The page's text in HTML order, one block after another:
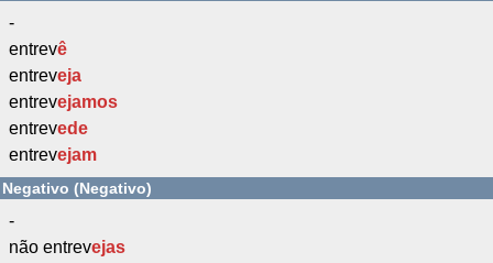
-
entrevê
entreveja
entrevejamos
entrevede
entrevejam
Negativo (Negativo)
-
não entrevejas